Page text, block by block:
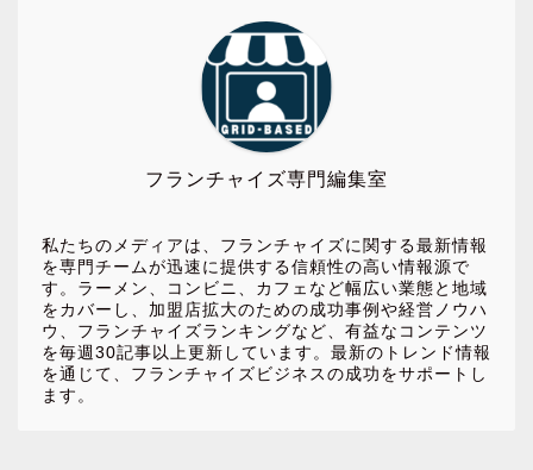
フランチャイズ専門編集室
私たちのメディアは、フランチャイズに関する最新情報
を専門チームが迅速に提供する信頼性の高い情報源で
す。ラーメン、コンビニ、カフェなど幅広い業態と地域
をカバーし、加盟店拡大のための成功事例や経営ノウハ
ウ、フランチャイズランキングなど、有益なコンテンツ
を毎週30記事以上更新しています。最新のトレンド情報
を通じて、フランチャイズビジネスの成功をサポートし
ます。